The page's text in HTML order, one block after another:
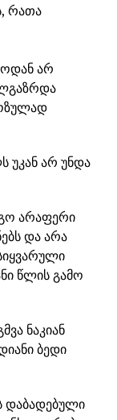
რათა
არ
უკან არ უნდა
არაფერი
და არა
წლის გამო
ნაკიან
ბედი
დაბადებული